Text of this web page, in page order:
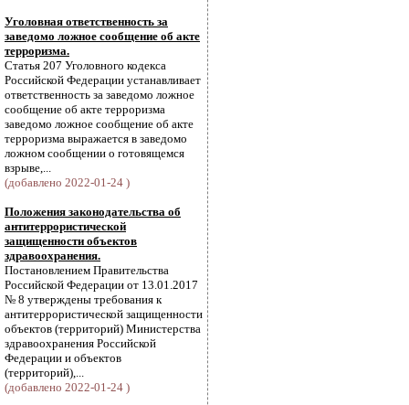
Уголовная ответственность за
заведомо ложное сообщение об акте
терроризма.
Статья 207 Уголовного кодекса
Российской Федерации устанавливает
ответственность за заведомо ложное
сообщение об акте терроризма
заведомо ложное сообщение об акте
терроризма выражается в заведомо
ложном сообщении о готовящемся
взрыве,...
(добавлено 2022-01-24 )
Положения законодательства об
антитеррористической
защищенности объектов
здравоохранения.
Постановлением Правительства
Российской Федерации от 13.01.2017
№ 8 утверждены требования к
антитеррористической защищенности
объектов (территорий) Министерства
здравоохранения Российской
Федерации и объектов
(территорий),...
(добавлено 2022-01-24 )